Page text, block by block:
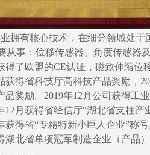
拥有核心技术，在细分领域处于
从事：位移传感器、角度传感器
得了欧盟的CE认证，磁致伸缩位
获得省科技厅高科技产品奖励，
品奖励。 2019年12月公司获得工
12月 获得省经信厅“湖北省支柱产
获得省“专精特新小巨人 企业”称
湖北省单项冠军制造企业（产品